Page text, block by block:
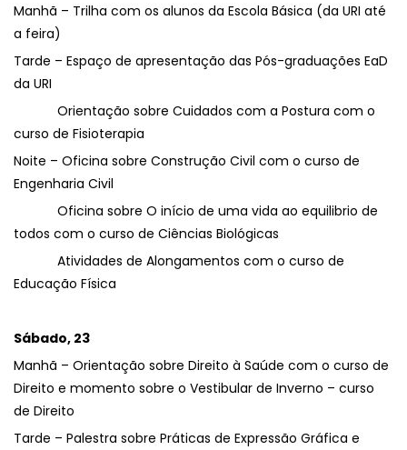
Manhã – Trilha com os alunos da Escola Básica (da URI até
a feira)
Tarde – Espaço de apresentação das Pós-graduações EaD
da URI
Orientação sobre Cuidados com a Postura com o
curso de Fisioterapia
Noite – Oficina sobre Construção Civil com o curso de
Engenharia Civil
Oficina sobre O início de uma vida ao equilibrio de
todos com o curso de Ciências Biológicas
Atividades de Alongamentos com o curso de
Educação Física
Sábado, 23
Manhã – Orientação sobre Direito à Saúde com o curso de
Direito e momento sobre o Vestibular de Inverno – curso
de Direito
Tarde – Palestra sobre Práticas de Expressão Gráfica e